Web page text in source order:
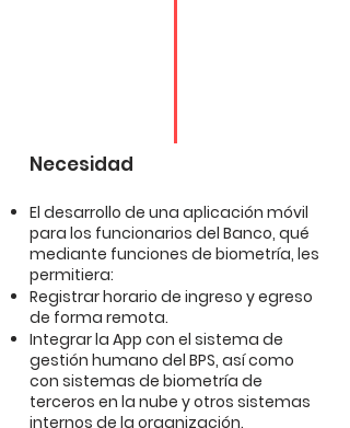
Necesidad
El desarrollo de una aplicación móvil
para los funcionarios del Banco, qué
mediante funciones de biometría, les
permitiera:
Registrar horario de ingreso y egreso
de forma remota.
Integrar la App con el sistema de
gestión humano del BPS, así como
con sistemas de biometría de
terceros en la nube y otros sistemas
internos de la organización.